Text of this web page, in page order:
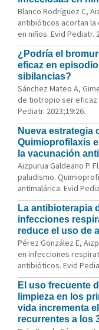
Blanco Rodríguez C,
antibióticos acortan
en niños. Evid Pediatr.
¿Podría el
eficaz en
sibilancias?
Sánchez Mateo A,
de tiotropio ser eficaz
Pediatr. 2023;19:26.
Nueva estrategia
Quimioprofilaxis
la vacunación
Aizpurua Galdeano P.
paludismo.
antimalárica. Evid
La antibioterapia
infecciones
reduce el uso de
Pérez González E,
en infecciones
antibióticos. Evid
El uso frecuente
limpieza en los
vida incrementa
recurrentes a los